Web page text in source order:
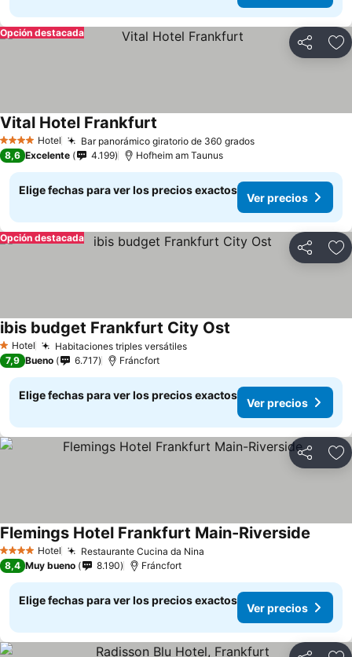
Compartir
Opción destacada
4 EstrellasHotel Bar panorámico giratorio de 360 grados
Vital Hotel Frankfurt
8,6 Excelente 4.199 Hofheim am Taunus
Elige fechas para ver los precios exactos
Ver precios
Compartir
Opción destacada
1 Estrellas
Hotel Habitaciones triples versátiles
ibis budget Frankfurt City Ost
7,9 Bueno 6.717 Fráncfort
Elige fechas para ver los precios exactos
Ver precios
Compartir
4 EstrellasHotel Restaurante Cucina da Nina
Flemings Hotel Frankfurt Main-Riverside
8,4 Muy bueno 8.190 Fráncfort
Elige fechas para ver los precios exactos
Ver precios